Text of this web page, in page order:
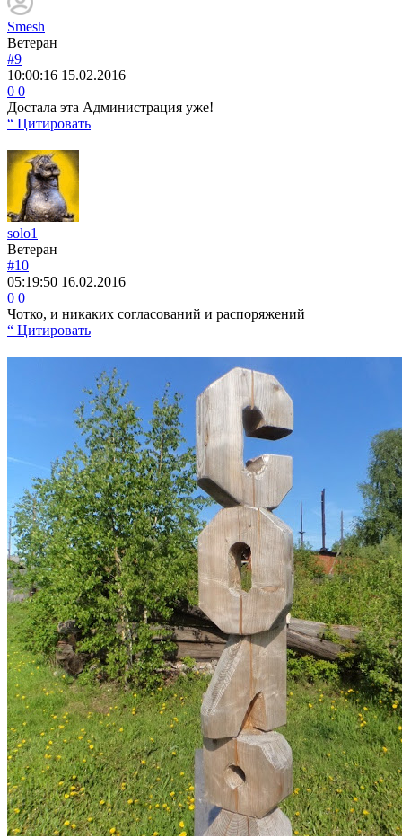
Smesh
Ветеран
#9
10:00:16 15.02.2016
0 0
Достала эта Администрация уже!
“ Цитировать
solo1
Ветеран
#10
05:19:50 16.02.2016
0 0
Чотко, и никаких согласований и распоряжений
“ Цитировать